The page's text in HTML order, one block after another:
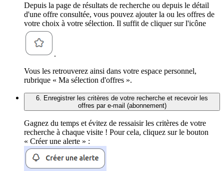
Depuis la page de résultats de recherche ou depuis le détail
d'une offre consultée, vous pouvez ajouter la ou les offres de
votre choix à votre sélection. Il suffit de cliquer sur l'icône
.
Vous les retrouverez ainsi dans votre espace personnel,
rubrique « Ma sélection d'offres ».
6. Enregistrer les critères de votre recherche et recevoir les
offres par e-mail (abonnement)
Gagnez du temps et évitez de ressaisir les critères de votre
recherche à chaque visite ! Pour cela, cliquez sur le bouton
« Créer une alerte » :